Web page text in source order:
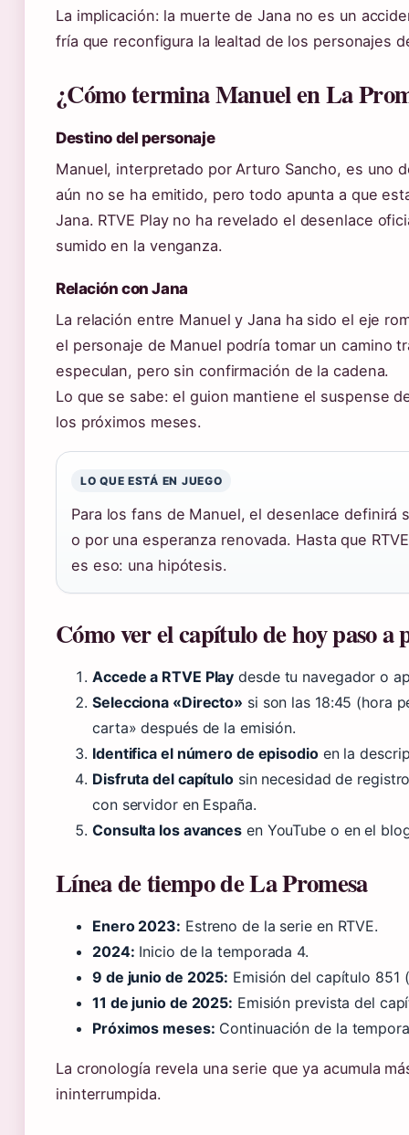
La implicación: la muerte de Jana no es un
fría que reconfigura la lealtad de los personajes
¿Cómo termina Manuel en La
Destino del personaje
Manuel, interpretado por Arturo Sancho, es uno
aún no se ha emitido, pero todo apunta a que
Jana. RTVE Play no ha revelado el desenlace
sumido en la venganza.
Relación con Jana
La relación entre Manuel y Jana ha sido el eje
el personaje de Manuel podría tomar un camino
especulan, pero sin confirmación de la cadena.
Lo que se sabe: el guion mantiene el suspense
los próximos meses.
LO QUE ESTÁ EN JUEGO
Para los fans de Manuel, el desenlace definirá
o por una esperanza renovada. Hasta que
es eso: una hipótesis.
Cómo ver el capítulo de hoy paso a
Accede a RTVE Play desde tu navegador o
Selecciona «Directo» si son las 18:45 (hora
carta» después de la emisión.
Identifica el número de episodioen la
Disfruta del capítulosin necesidad de
con servidor en España.
Consulta los avances en YouTube o en el
Línea de tiempo de La Promesa
Enero 2023: Estreno de la serie en RTVE.
2024: Inicio de la temporada 4.
9 de junio de 2025: Emisión del capítulo 851
11 de junio de 2025: Emisión prevista del
Próximos meses: Continuación de la
La cronología revela una serie que ya acumula
ininterrumpida.